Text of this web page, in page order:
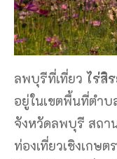
ลพบุรีที่เที่ยว ไร่สิ
อยู่ในเขตพื้นที่ตำบ
จังหวัดลพบุรี สถา
ท่องเที่ยวเชิงเกษ